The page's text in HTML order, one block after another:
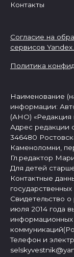
Контакты
Согласие на
сервисов
Политика
Наименование
информации:
(АНО) «Редакция
Адрес редакции
346480
Каменоломни,
Гл.редактор
Для детей старше
Контактные
государственных
Свидетельство
июля 2014 года
информационных
Телефон и